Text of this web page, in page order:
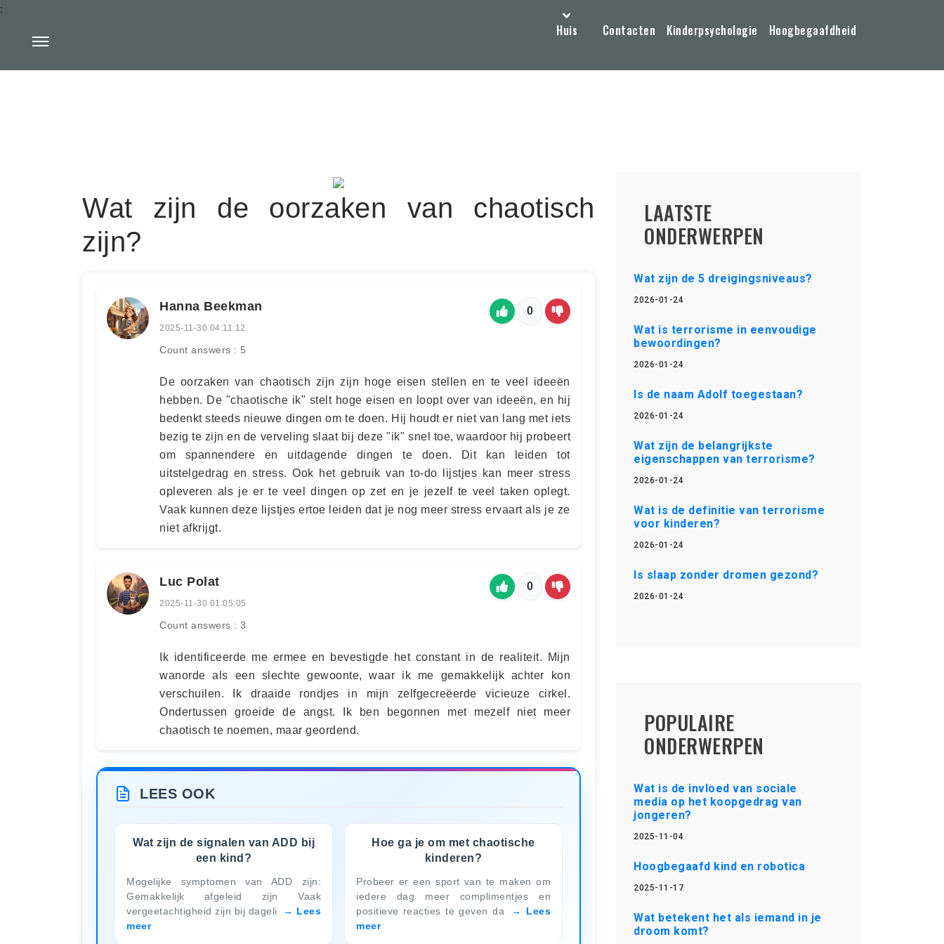
Huis Contacten Kinderpsychologie Hoogbegaafdheid
:
Wat zijn de oorzaken van chaotisch
zijn?
Hanna Beekman
2025-11-30 04:11:12
Count answers : 5
0
De oorzaken van chaotisch zijn zijn hoge eisen stellen en te veel ideeën
hebben. De "chaotische ik" stelt hoge eisen en loopt over van ideeën, en hij
bedenkt steeds nieuwe dingen om te doen. Hij houdt er niet van lang met iets
bezig te zijn en de verveling slaat bij deze "ik" snel toe, waardoor hij probeert
om spannendere en uitdagende dingen te doen. Dit kan leiden tot
uitstelgedrag en stress. Ook het gebruik van to-do lijstjes kan meer stress
opleveren als je er te veel dingen op zet en je jezelf te veel taken oplegt.
Vaak kunnen deze lijstjes ertoe leiden dat je nog meer stress ervaart als je ze
niet afkrijgt.
Luc Polat
2025-11-30 01:05:05
Count answers : 3
0
Ik identificeerde me ermee en bevestigde het constant in de realiteit. Mijn
wanorde als een slechte gewoonte, waar ik me gemakkelijk achter kon
verschuilen. Ik draaide rondjes in mijn zelfgecreëerde vicieuze cirkel.
Ondertussen groeide de angst. Ik ben begonnen met mezelf niet meer
chaotisch te noemen, maar geordend.
LEES OOK
Wat zijn de signalen van ADD bij
een kind?
Mogelijke symptomen van ADD zijn:
Gemakkelijk afgeleid zijn Vaak
vergeetachtigheid zijn bij dageli
Lees
meer
Hoe ga je om met chaotische
kinderen?
Probeer er een sport van te maken om
iedere dag meer complimentjes en
positieve reacties te geven da
Lees
meer
LAATSTE
ONDERWERPEN
Wat zijn de 5 dreigingsniveaus?
2026-01-24
Wat is terrorisme in eenvoudige
bewoordingen?
2026-01-24
Is de naam Adolf toegestaan?
2026-01-24
Wat zijn de belangrijkste
eigenschappen van terrorisme?
2026-01-24
Wat is de definitie van terrorisme
voor kinderen?
2026-01-24
Is slaap zonder dromen gezond?
2026-01-24
POPULAIRE
ONDERWERPEN
Wat is de invloed van sociale
media op het koopgedrag van
jongeren?
2025-11-04
Hoogbegaafd kind en robotica
2025-11-17
Wat betekent het als iemand in je
droom komt?